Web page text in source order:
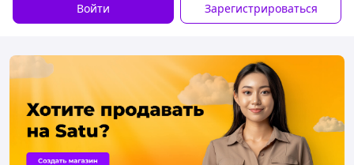
Войти Зарегистрироваться